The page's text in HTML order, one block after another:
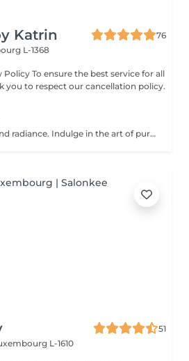
Katrin
76
L-1368
To ensure the best service for all
you to respect our cancellation policy.
The secret to softness and radiance. Indulge in the art of pure rejuvenation with our Paraffin Therapy a deeply nourishing ritual designed to restore silky smoothness and elegant suppleness to your hands or feet. Your experience includes: Refining scrub gently polishes and renews the skin's texture Nourishing cream massage envelops your skin in moisture and relaxation Warm paraffin cocoon seals in hydration while improving circulation and elasticity The result: Satin-soft skin, restored comfort, and a youthful glow that lasts. Perfect as a standalone treatment or the ultimate finishing touch to your manicure or pedicure. A moment of warmth, luxury, and renewal your skin deserves nothing less. Recommended Frequency: For beautifully soft, hydrated skin, enjoy one paraffin therapy session per week for the first few treatments, then every 23 weeks to maintain lasting smoothness and radiance. Contraindications: Not recommended in case of open wounds, inflammation, skin irritation, or infection. Always ensure the skin is healthy and comfortable before treatment.
51
L-1610